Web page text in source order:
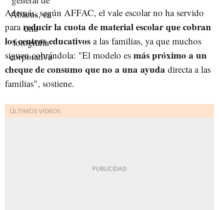
Además, según AFFAC, el vale escolar no ha servido
parareducir la cuota de material escolar que cobran
los centros educativos a las familias, ya que muchos
siguen cobrándola: "El modelo es más próximo a un
cheque de consumo que no a una ayuda directa a las
familias", sostiene.